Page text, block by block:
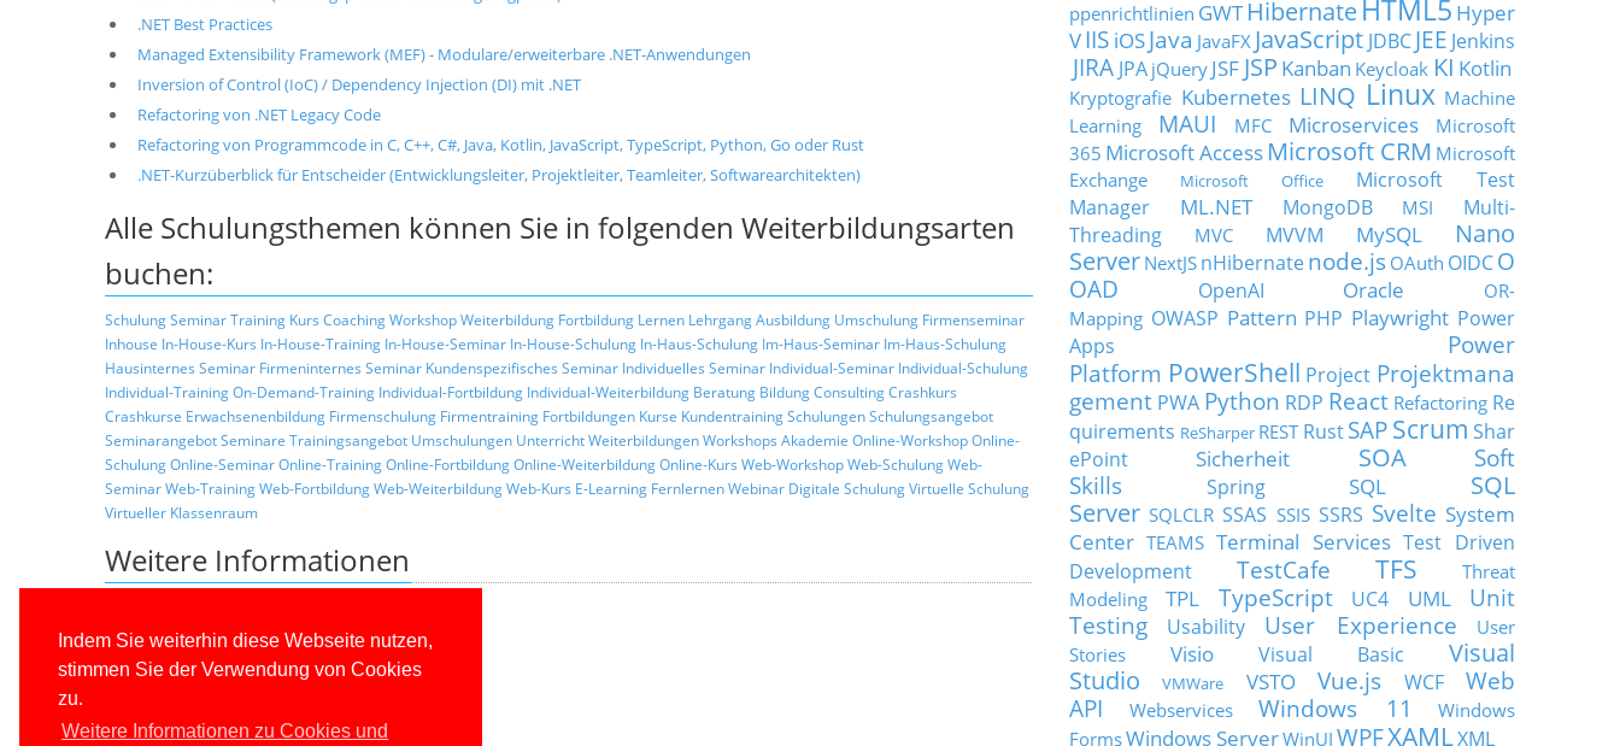
Indem Sie weiterhin diese Webseite nutzen,
stimmen Sie der Verwendung von Cookies
zu.
Weitere Informationen zu Cookies und
.NET Best Practices
Managed Extensibility Framework (MEF) - Modulare/erweiterbare .NET-Anwendungen
Inversion of Control (IoC) / Dependency Injection (DI) mit .NET
Refactoring von .NET Legacy Code
Refactoring von Programmcode in C, C++, C#, Java, Kotlin, JavaScript, TypeScript, Python, Go oder Rust
.NET-Kurzüberblick für Entscheider (Entwicklungsleiter, Projektleiter, Teamleiter, Softwarearchitekten)
Alle Schulungsthemen können Sie in folgenden Weiterbildungsarten
buchen:
SchulungSeminarTraining Kurs CoachingWorkshopWeiterbildung Fortbildung Lernen LehrgangAusbildung Umschulung Firmenseminar
Inhouse In-House-Kurs In-House-Training In-House-Seminar In-House-Schulung In-Haus-Schulung Im-Haus-Seminar Im-Haus-Schulung
Hausinternes Seminar Firmeninternes Seminar Kundenspezifisches Seminar Individuelles Seminar Individual-Seminar Individual-Schulung
Individual-TrainingOn-Demand-Training Individual-Fortbildung Individual-Weiterbildung Beratung BildungConsultingCrashkurs
Crashkurse Erwachsenenbildung Firmenschulung Firmentraining Fortbildungen Kurse KundentrainingSchulungenSchulungsangebot
SeminarangebotSeminare Trainingsangebot Umschulungen UnterrichtWeiterbildungenWorkshops Akademie Online-WorkshopOnline-
SchulungOnline-SeminarOnline-TrainingOnline-FortbildungOnline-WeiterbildungOnline-Kurs Web-WorkshopWeb-SchulungWeb-
SeminarWeb-TrainingWeb-FortbildungWeb-WeiterbildungWeb-Kurs E-Learning FernlernenWebinar Digitale SchulungVirtuelle Schulung
Virtueller Klassenraum
Weitere Informationen
Allgemeine Informationen über unsere Schulungen
Konditionen
Referenzkunden
ppenrichtlinien GWT HibernateHTML5 Hyper
VIIS iOSJava JavaFX JavaScript JDBC JEE Jenkins
JIRA JPA jQuery JSF JSP Kanban Keycloak KI Kotlin
Kryptografie Kubernetes LINQ Linux Machine
Learning
MAUI MFC Microservices
Microsoft
365 Microsoft Access Microsoft CRM Microsoft
Exchange
Microsoft Office
Microsoft Test
Manager
ML.NET MongoDB MSI
Multi-
Threading
MVC MVVM MySQL
Nano
Server NextJS nHibernatenode.js OAuth OIDCO
OAD
OpenAI Oracle
OR-
Mapping OWASP Pattern PHP Playwright Power
Apps
Power
Platform PowerShell Project Projektmana
gement PWA Python RDP React Refactoring Re
quirements ReSharper REST Rust SAP Scrum Shar
ePoint
Sicherheit SOA
Soft
Skills
Spring SQL
SQL
Server SQLCLR SSAS SSIS SSRS Svelte System
Center TEAMS Terminal Services Test Driven
Development
TestCafe TFS
Threat
Modeling
TPL TypeScript UC4 UML
Unit
Testing
Usability User Experience
User
Stories
Visio Visual Basic
Visual
Studio
VMWare VSTO Vue.js WCF
Web
API
Webservices Windows 11
Windows
FormsWindows ServerWinUI WPFXAMLXML